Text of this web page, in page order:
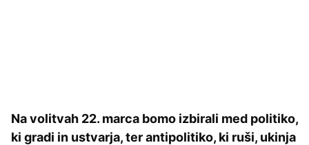
Na volitvah 22. marca bomo izbirali med politiko,
ki gradi in ustvarja, ter antipolitiko, ki ruši, ukinja